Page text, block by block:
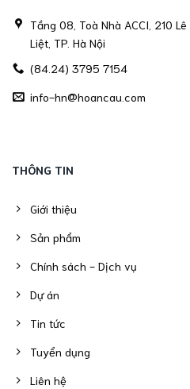
Tầng 08, Toà Nhà ACCI, 210
Liệt, TP. Hà Nội
(84.24) 3795 7154
info-hn@hoancau.com
THÔNG TIN
Giới thiệu
Sản phẩm
Chính sách - Dịch vụ
Dự án
Tin tức
Tuyển dụng
Liên hệ